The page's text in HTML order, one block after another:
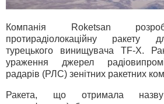
Компанія Roketsan
протирадіолокаційну ракету
турецького винищувача TF-X.
ураження джерел
радарів (РЛС) зенітних ракетних
Ракета, що отримала